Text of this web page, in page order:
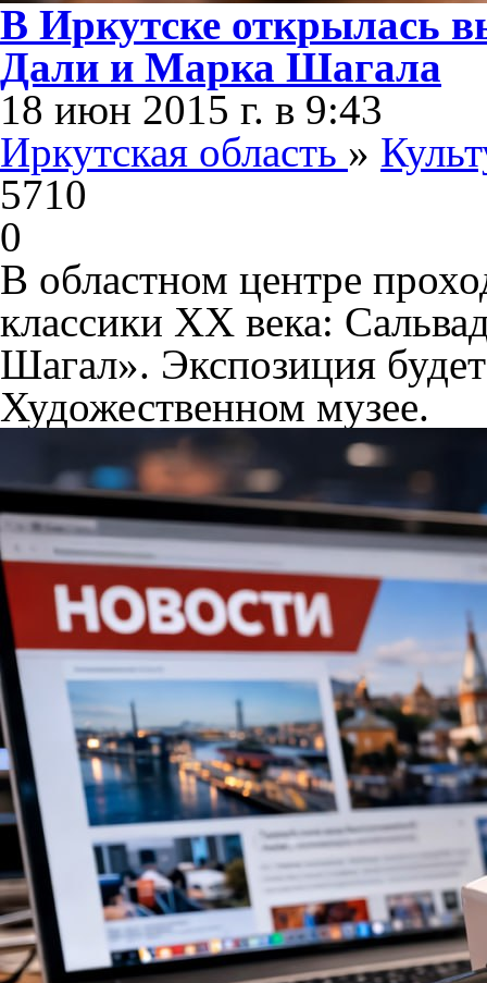
В Иркутске открылась
Дали и Марка Шагала
18 июн 2015 г. в 9:43
Иркутская область »
5710
0
В областном центре
классики ХХ века:
Шагал». Экспозиция
Художественном музее.